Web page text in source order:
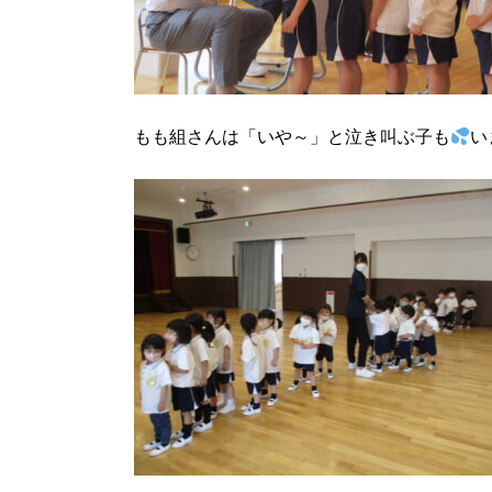
もも組さんは「いや～」と泣き叫ぶ子も い